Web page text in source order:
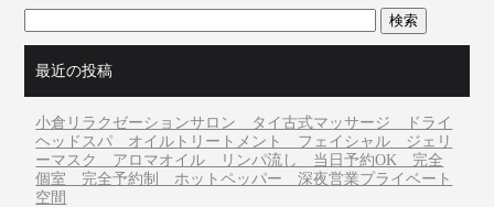
最近の投稿
小倉リラクゼーションサロン タイ古式マッサージ ドライ
ヘッドスパ オイルトリートメント フェイシャル ジェリ
ーマスク アロマオイル リンパ流し 当日予約OK 完全
個室 完全予約制 ホットペッパー 深夜営業プライベート
空間